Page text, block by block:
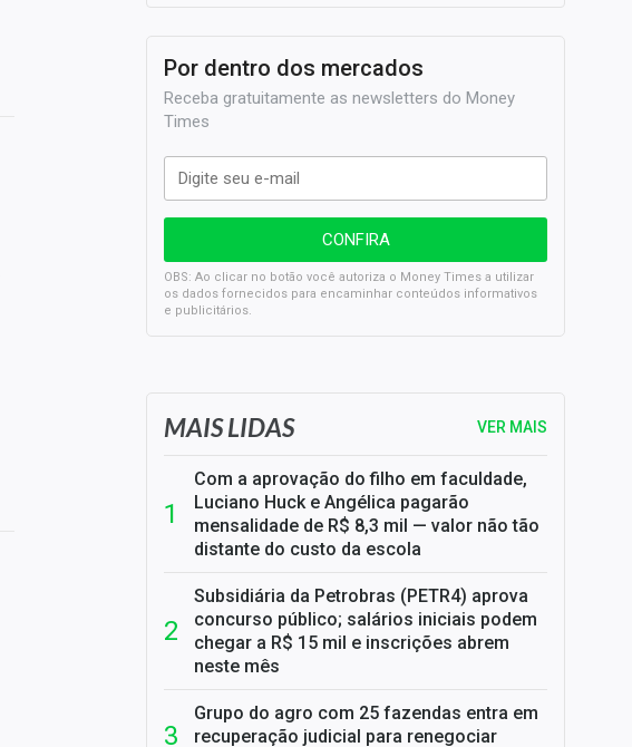
Por dentro dos mercados
Receba gratuitamente as newsletters do Money
Times
OBS: Ao clicar no botão você autoriza o Money Times a utilizar
os dados fornecidos para encaminhar conteúdos informativos
e publicitários.
SELIC em 14%: A repercussão da decisão sobre os JUROS
MAIS LIDAS VER MAIS
Com a aprovação do filho em faculdade,
Luciano Huck e Angélica pagarão
mensalidade de R$ 8,3 mil — valor não tão
distante do custo da escola
Subsidiária da Petrobras (PETR4) aprova
concurso público; salários iniciais podem
chegar a R$ 15 mil e inscrições abrem
neste mês
Grupo do agro com 25 fazendas entra em
recuperação judicial para renegociar